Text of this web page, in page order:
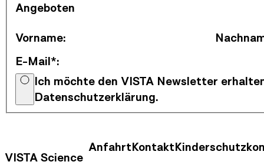
Angeboten
Vorname:
E-Mail*:
Ich möchte den VISTA Newsletter
Datenschutzerklärung.
VISTA Science Kontaktinformationen
AnfahrtKontaktFooter